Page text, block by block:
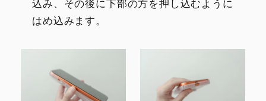
込み、その後に下部の方を押し込むように
はめ込みます。